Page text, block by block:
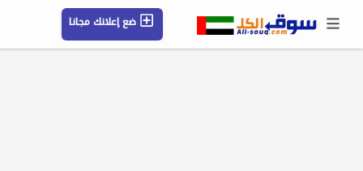
ضع إعلانك مجانا
حسابي / تسجيل